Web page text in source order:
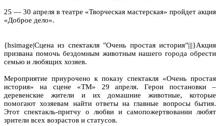
25 — 30 апреля в театре «Творческая мастерская» пройдет акция
«Доброе дело».
{hsimage|Сцена из спектакля "Очень простая история"|||}Акция
призвана помочь бездомным животным нашего города обрести
семью и любящих хозяев.
Мероприятие приурочено к показу спектакля «Очень простая
история» на сцене «ТМ» 29 апреля. Герои постановки –
деревенские жители и их домашние животные, которые
помогают хозяевам найти ответы на главные вопросы бытия.
Этот спектакль-притчу о любви и самопожертвовании любят
зрители всех возрастов и статусов.